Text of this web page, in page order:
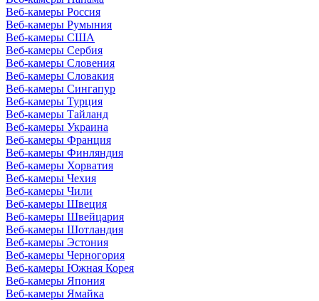
Веб-камеры Россия
Веб-камеры Румыния
Веб-камеры США
Веб-камеры Сербия
Веб-камеры Словения
Веб-камеры Словакия
Веб-камеры Сингапур
Веб-камеры Турция
Веб-камеры Тайланд
Веб-камеры Украина
Веб-камеры Франция
Веб-камеры Финляндия
Веб-камеры Хорватия
Веб-камеры Чехия
Веб-камеры Чили
Веб-камеры Швеция
Веб-камеры Швейцария
Веб-камеры Шотландия
Веб-камеры Эстония
Веб-камеры Черногория
Веб-камеры Южная Корея
Веб-камеры Япония
Веб-камеры Ямайка